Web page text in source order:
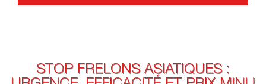
STOP FRELONS ASIATIQUES :